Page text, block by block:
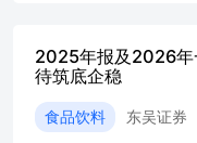
级。 风险提示
期，金融政策监
上升。 附录：财
研究主管、金融
2025年报及2026年
待筑底企稳
食品饮料 东吴证券